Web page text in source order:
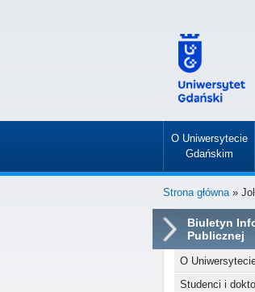
O Uniwersytecie
Gdańskim
»
Strona główna»
Biuletyn
Publicznej
O
Studenci i